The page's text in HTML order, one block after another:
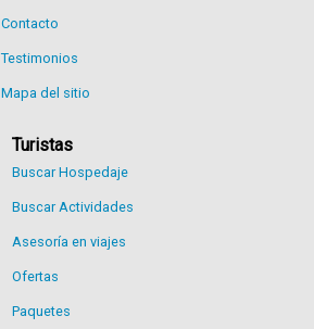
Contacto
Testimonios
Mapa del sitio
Turistas
Buscar Hospedaje
Buscar Actividades
Asesoría en viajes
Ofertas
Paquetes